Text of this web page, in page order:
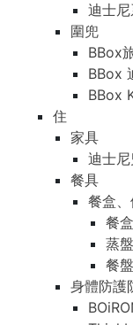
迪士
圍兜
BBox
BBox
BBox
住
家具
迪士
餐具
餐盒
餐盒
蒸盤
餐盤
身體防護